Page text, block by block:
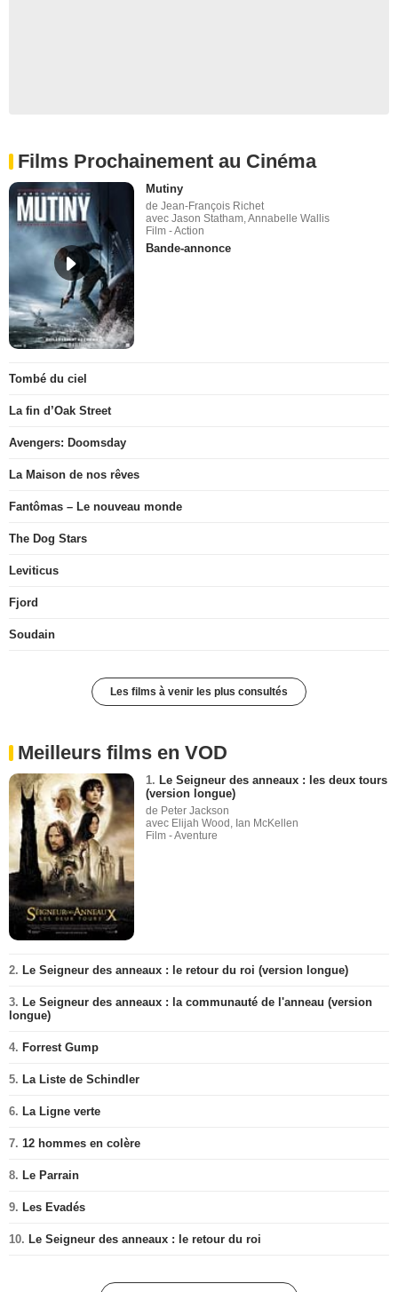
Films Prochainement au Cinéma
Mutiny
de Jean-François Richet
avec Jason Statham, Annabelle Wallis
Film - Action
Bande-annonce
Tombé du ciel
La fin d’Oak Street
Avengers: Doomsday
La Maison de nos rêves
Fantômas – Le nouveau monde
The Dog Stars
Leviticus
Fjord
Soudain
Les films à venir les plus consultés
Meilleurs films en VOD
1. Le Seigneur des anneaux : les deux tours
(version longue)
de Peter Jackson
avec Elijah Wood, Ian McKellen
Film - Aventure
2. Le Seigneur des anneaux : le retour du roi (version longue)
3. Le Seigneur des anneaux : la communauté de l'anneau (version
longue)
4. Forrest Gump
5. La Liste de Schindler
6. La Ligne verte
7. 12 hommes en colère
8. Le Parrain
9. Les Evadés
10. Le Seigneur des anneaux : le retour du roi